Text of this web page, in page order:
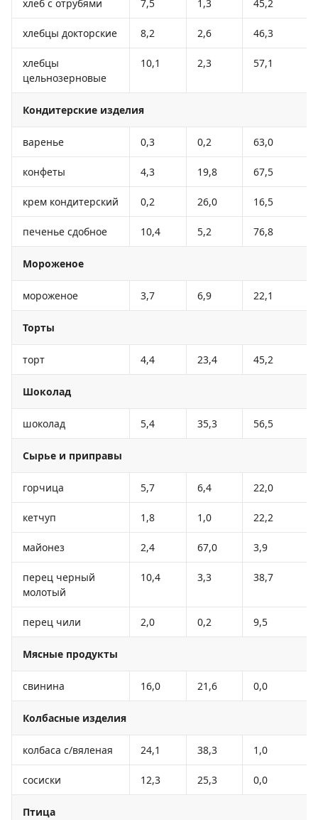
хлеб с отрубями 7,5 1,3 45,2
хлебцы докторские 8,2 2,6 46,3
хлебцы
цельнозерновые
10,1 2,3 57,1
Кондитерские изделия
варенье 0,3 0,2 63,0
конфеты 4,3 19,8 67,5
крем кондитерский 0,2 26,0 16,5
печенье сдобное 10,4 5,2 76,8
Мороженое
мороженое 3,7 6,9 22,1
Торты
торт 4,4 23,4 45,2
Шоколад
шоколад 5,4 35,3 56,5
Сырье и приправы
горчица 5,7 6,4 22,0
кетчуп 1,8 1,0 22,2
майонез 2,4 67,0 3,9
перец черный
молотый
10,4 3,3 38,7
перец чили 2,0 0,2 9,5
Мясные продукты
свинина 16,0 21,6 0,0
Колбасные изделия
колбаса с/вяленая 24,1 38,3 1,0
сосиски 12,3 25,3 0,0
Птица